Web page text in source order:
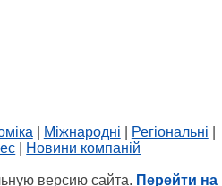
| Міжнародні Регіональні
Новини компаній
версию сайта. Перейти на